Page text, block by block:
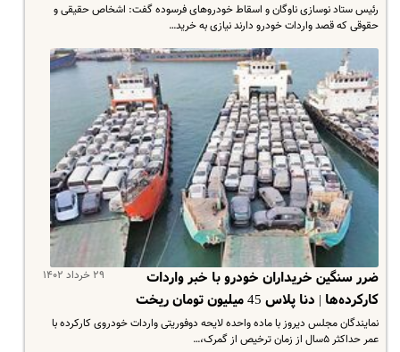
رئیس ستاد نوسازی ناوگان و اسقاط خودرو‌های فرسوده گفت: اشخاص حقیقی و
حقوقی که قصد واردات خودرو دارند نیازی به خرید…
۲۹ خرداد ۱۴۰۲
ضرر سنگین خریداران خودرو با خبر واردات
کارکرده‌ها | دنا پلاس 45 میلیون تومان ریخت
نمایندگان مجلس دیروز با ماده واحده لایحه دوفوریتی واردات خودروی کارکرده با
عمر حداکثر ۵سال از زمان ترخیص از گمرک،…